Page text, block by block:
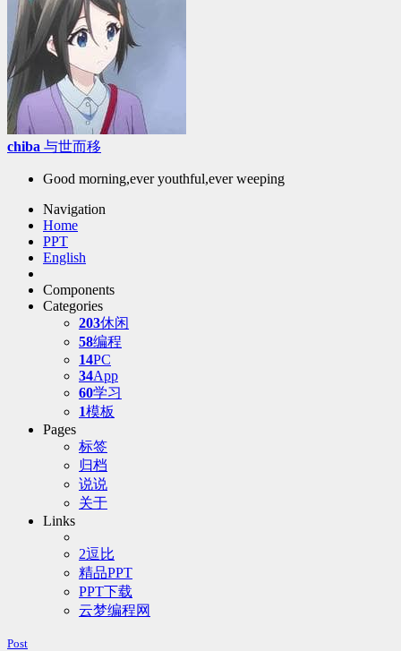
chiba 与世而移
Good morning,ever youthful,ever weeping
Navigation
Home
PPT
English
Components
Categories
203休闲
58编程
14PC
34App
60学习
1模板
Pages
标签
归档
说说
关于
Links
2逗比
精品PPT
PPT下载
云梦编程网
Post